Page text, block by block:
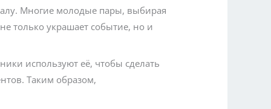
Многие молодые пары, выбирая
только украшает событие, но и
используют её, чтобы сделать
Таким образом,